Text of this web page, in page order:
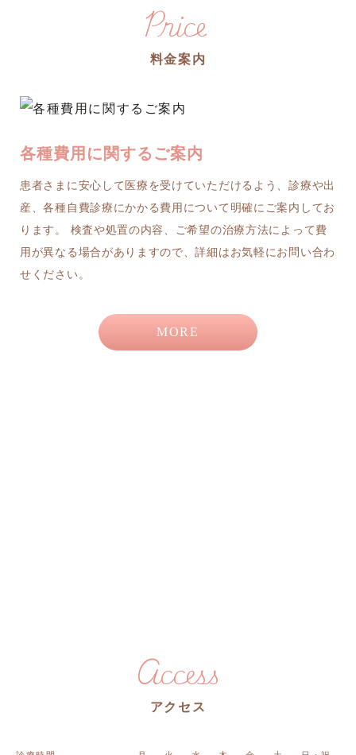
Price
料金案内
各種費用に関するご案内
患者さまに安心して医療を受けていただけるよう、診療や出
産、各種自費診療にかかる費用について明確にご案内してお
ります。 検査や処置の内容、ご希望の治療方法によって費
用が異なる場合がありますので、詳細はお気軽にお問い合わ
せください。
MORE
Access
アクセス